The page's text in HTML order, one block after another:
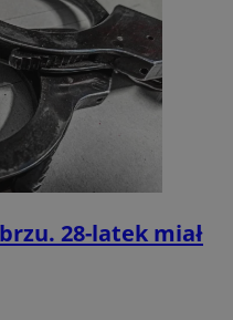
28-latek miał